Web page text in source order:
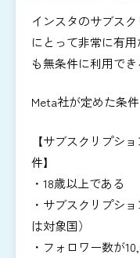
インスタのサブス
にとって非常に有
も無条件に利用でき
Meta社が定めた条
【サブスクリプシ
件】
・18歳以上である
・サブスクリプシ
は対象国）
・フォロワー数が